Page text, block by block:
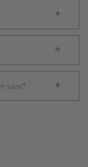
vare?